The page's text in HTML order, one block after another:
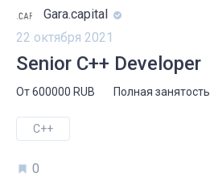
Gara.capital
22 октября 2021
Senior C++ Developer
От600000 RUB Полная занятость
C++
0